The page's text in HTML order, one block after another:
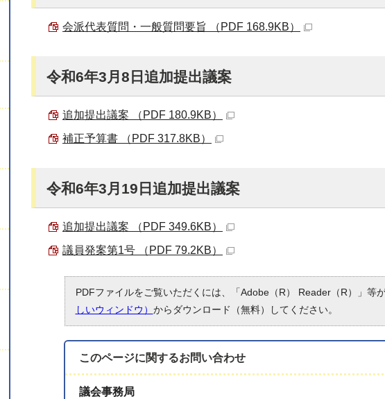
会派代表質問・一般質問要旨 （PDF 168.9KB）
令和6年3月8日追加提出議案
追加提出議案 （PDF 180.9KB）
補正予算書 （PDF 317.8KB）
令和6年3月19日追加提出議案
追加提出議案 （PDF 349.6KB）
議員発案第1号 （PDF 79.2KB）
PDFファイルをご覧いただくには、「Adobe（R） Reader（R）」等
しいウィンドウ） からダウンロード（無料）してください。
このページに関するお問い合わせ
議会事務局